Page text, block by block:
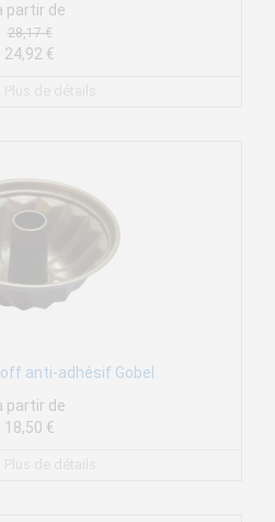
partir de
28,17 €
24,92 €
anti-adhésif Gobel
partir de
18,50 €